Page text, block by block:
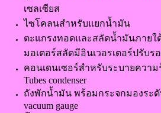
เซลเซียส
ไซโคลนสำหรับแยกน้ำมัน
ตะแกรงทอดและสลัดน้ำมันภาย
มอเตอร์สลัดมีอินเวอรเตอร์ปรับรอ
คอนเดนเซอร์สำหรับระบายควา
Tubes condenser
ถังพักน้ำมัน พร้อมกระจกมองระ
vacuum gauge